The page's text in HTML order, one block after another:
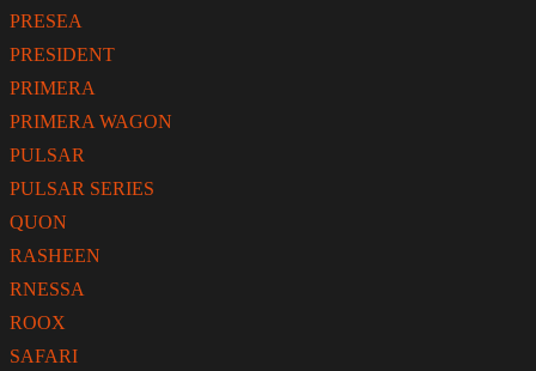
PRESEA
PRESIDENT
PRIMERA
PRIMERA WAGON
PULSAR
PULSAR SERIES
QUON
RASHEEN
RNESSA
ROOX
SAFARI